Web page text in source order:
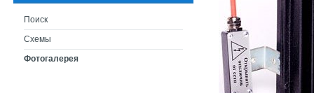
Поиск
Схемы
Фотогалерея